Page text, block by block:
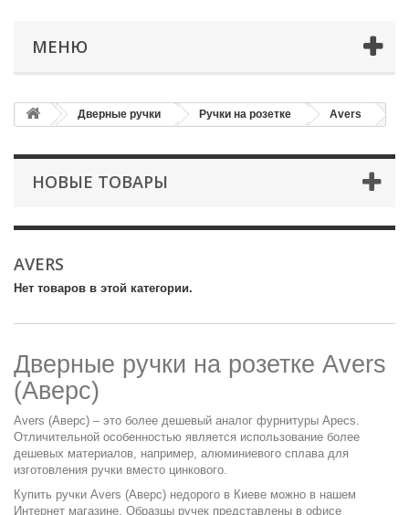
МЕНЮ
Дверные ручки Ручки на розетке Avers
НОВЫЕ ТОВАРЫ
AVERS
Нет товаров в этой категории.
Дверные ручки на розетке Avers
(Аверс)
Avers (Аверс) – это более дешевый аналог фурнитуры Apecs.
Отличительной особенностью является использование более
дешевых материалов, например, алюминиевого сплава для
изготовления ручки вместо цинкового.
Купить ручки Avers (Аверс) недорого в Киеве можно в нашем
Интернет магазине. Образцы ручек представлены в офисе